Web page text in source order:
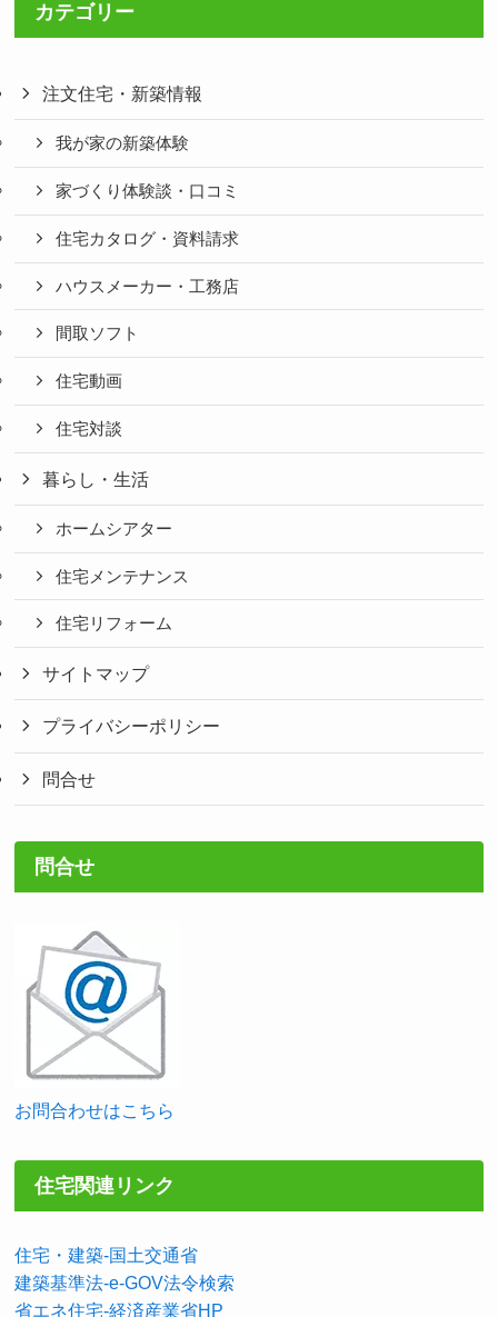
カテゴリー
注文住宅・新築情報
我が家の新築体験
家づくり体験談・口コミ
住宅カタログ・資料請求
ハウスメーカー・工務店
間取ソフト
住宅動画
住宅対談
暮らし・生活
ホームシアター
住宅メンテナンス
住宅リフォーム
サイトマップ
プライバシーポリシー
問合せ
問合せ
お問合わせはこちら
住宅関連リンク
住宅・建築-国土交通省
建築基準法-e-GOV法令検索
省エネ住宅-経済産業省HP